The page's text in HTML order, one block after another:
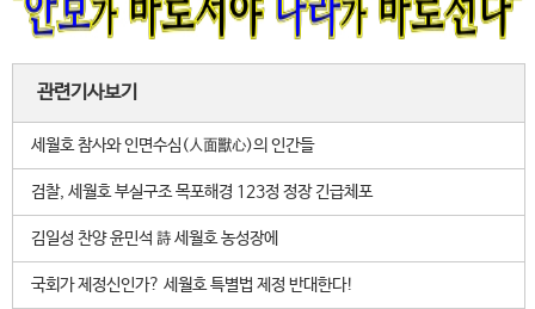
관련기사보기
세월호 참사와 인면수심(人面獸心)의 인간들
검찰, 세월호 부실구조 목포해경 123정 정장 긴급체포
김일성 찬양 윤민석 詩 세월호 농성장에
국회가 제정신인가? 세월호 특별법 제정 반대한다!